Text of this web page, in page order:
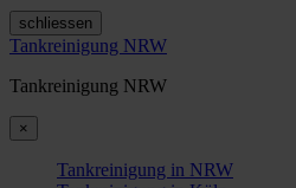
schliessen
Tankreinigung NRW
Tankreinigung NRW
×
Tankreinigung in NRW